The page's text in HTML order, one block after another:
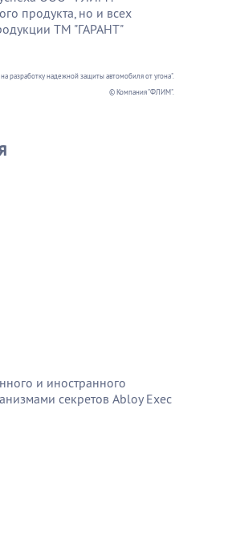
продукта, но и всех
ТМ "ГАРАНТ"
разработку надежной защиты автомобиля от угона".
© Компания "ФЛИМ".
и иностранного
секретов Abloy Exec